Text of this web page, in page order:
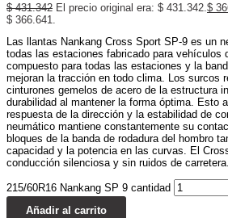
$431.342 El precio original era: $ 431.342. $
$ 366.641.
Las llantas Nankang Cross Sport SP-9 es un
todas las estaciones fabricado para vehículos
compuesto para todas las estaciones y la
mejoran la tracción en todo clima. Los surcos
cinturones gemelos de acero de la estructura
durabilidad al mantener la forma óptima. Esto
respuesta de la dirección y la estabilidad de
neumático mantiene constantemente su
bloques de la banda de rodadura del hombro
capacidad y la potencia en las curvas. El
conducción silenciosa y sin ruidos de carretera.
215/60R16 Nankang SP 9 cantidad
Añadir al carrito